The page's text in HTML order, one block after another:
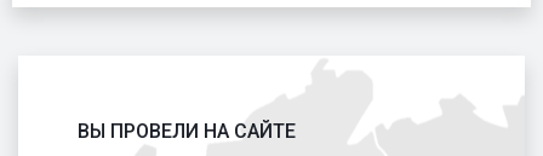
ВЫ ПРОВЕЛИ НА САЙТЕ